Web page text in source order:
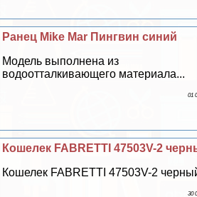
Ранец Mike Mar Пингвин синий
Модель выполнена из
водоотталкивающего материала...
01
Кошелек FABRETTI 47503V-2
Кошелек FABRETTI 47503V-2
30